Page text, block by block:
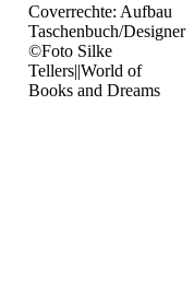
Coverrechte: Aufbau
Taschenbuch/Designer
©Foto Silke
Tellers||World of
Books and Dreams